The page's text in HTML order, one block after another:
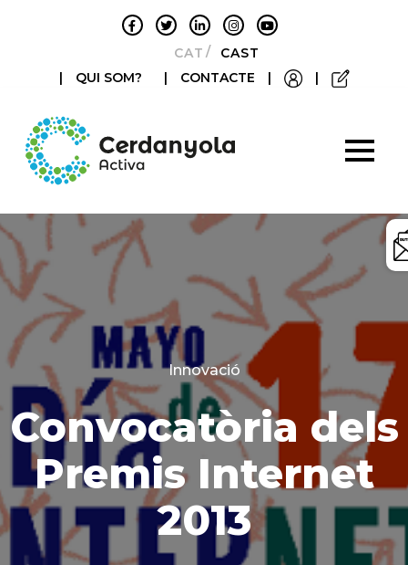
CATALÀCASTELLANO
|
QUI SOM? | CONTACTE | |
Categories
Innovació
Convocatòria dels
Premis Internet
2013